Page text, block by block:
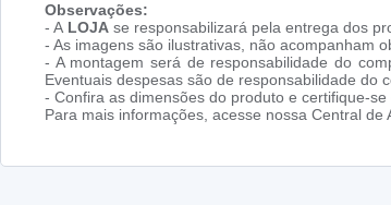
Observações:
- A LOJA se responsabilizará pela entrega dos
- As imagens são ilustrativas, não acompanham
- A montagem será de responsabilidade do
Eventuais despesas são de responsabilidade do
- Confira as dimensões do produto e certifique-
Para mais informações, acesse nossa Central de